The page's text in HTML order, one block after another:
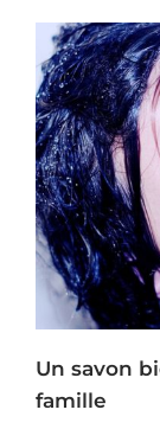
Un savon
famille